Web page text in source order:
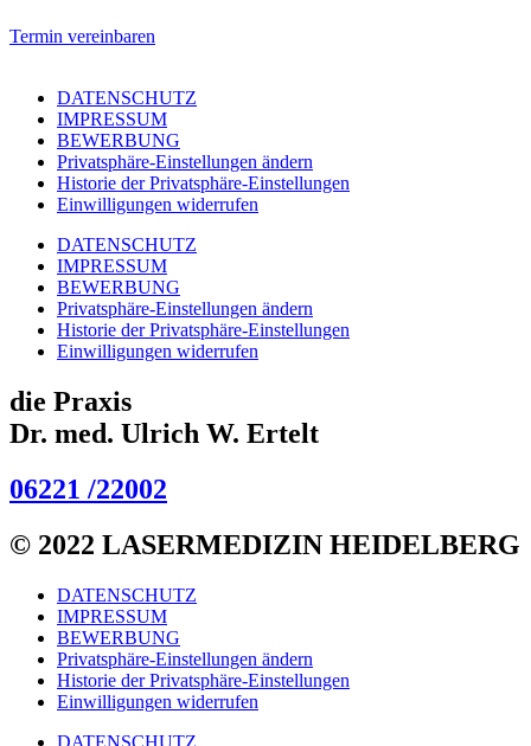
Termin vereinbaren
DATENSCHUTZ
IMPRESSUM
BEWERBUNG
Privatsphäre-Einstellungen ändern
Historie der Privatsphäre-Einstellungen
Einwilligungen widerrufen
DATENSCHUTZ
IMPRESSUM
BEWERBUNG
Privatsphäre-Einstellungen ändern
Historie der Privatsphäre-Einstellungen
Einwilligungen widerrufen
die Praxis
Dr. med. Ulrich W. Ertelt
06221 /22002
© 2022 LASERMEDIZIN HEIDELBERG
DATENSCHUTZ
IMPRESSUM
BEWERBUNG
Privatsphäre-Einstellungen ändern
Historie der Privatsphäre-Einstellungen
Einwilligungen widerrufen
DATENSCHUTZ